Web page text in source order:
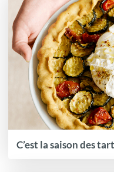
C’est la saison des